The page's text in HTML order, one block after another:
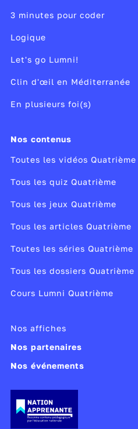
3 minutes pour coder
Logique
Let's go Lumni!
Clin d'œil en Méditerranée
En plusieurs foi(s)
Nos contenus
Toutes les vidéos Quatrième
Tous les quiz Quatrième
Tous les jeux Quatrième
Tous les articles Quatrième
Toutes les séries Quatrième
Tous les dossiers Quatrième
Cours Lumni Quatrième
Nos affiches
Nos partenaires
Nos événements